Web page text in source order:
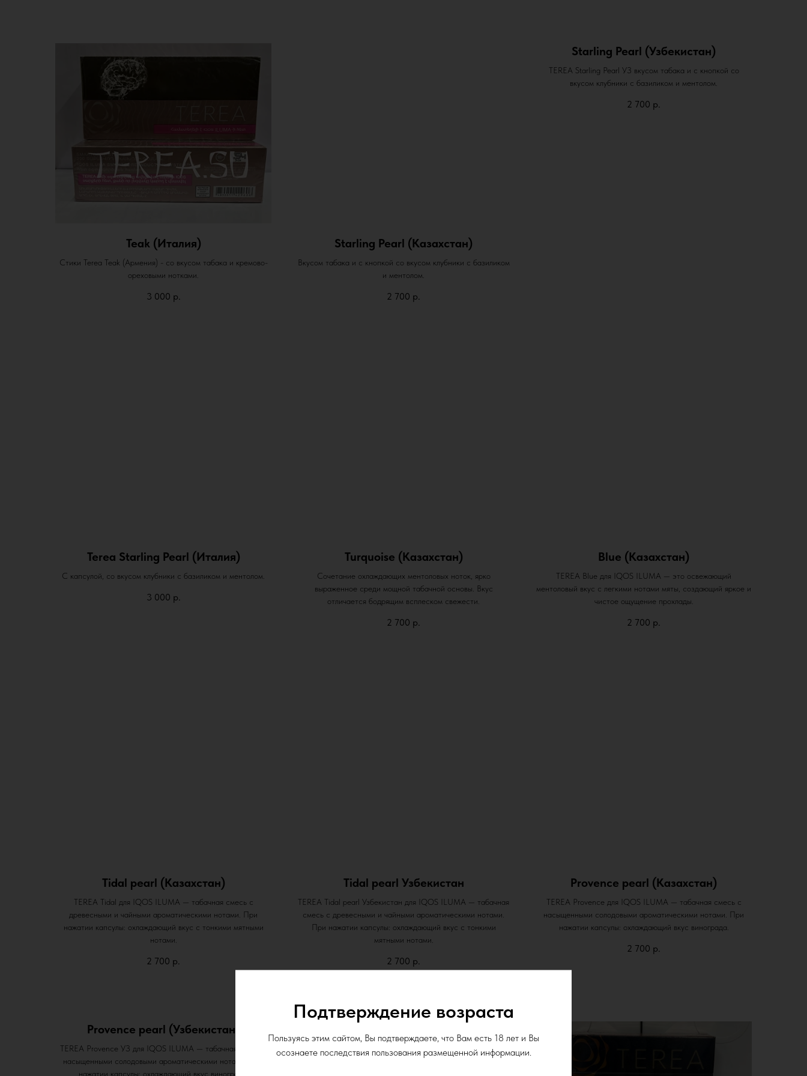
Подтверждение возраста
Пользуясь этим сайтом, Вы подтверждаете, что Вам есть 18 лет и Вы
осознаете последствия пользования размещенной информации.
Teak (Италия)
Стики Terea Teak (Армения) - со вкусом табака и кремово-
ореховыми нотками.
3 000 р.
Starling Pearl (Казахстан)
Вкусом табака и с кнопкой со вкусом клубники с базиликом
и ментолом.
2 700 р.
Starling Pearl (Узбекистан)
TEREA Starling Pearl УЗ вкусом табака и с кнопкой со
вкусом клубники с базиликом и ментолом.
2 700 р.
Terea Starling Pearl (Италия)
С капсулой, со вкусом клубники с базиликом и ментолом.
3 000 р.
Turquoise (Казахстан)
Сочетание охлаждающих ментоловых ноток, ярко
выраженное среди мощной табачной основы. Вкус
отличается бодрящим всплеском свежести.
2 700 р.
Blue (Казахстан)
TEREA Blue для IQOS ILUMA — это освежающий
ментоловый вкус с легкими нотами мяты, создающий яркое и
чистое ощущение прохлады.
2 700 р.
Tidal pearl (Казахстан)
TEREA Tidal для IQOS ILUMA — табачная смесь с
древесными и чайными ароматическими нотами. При
нажатии капсулы: охлаждающий вкус с тонкими мятными
нотами.
2 700 р.
Tidal pearl Узбекистан
TEREA Tidal pearl Узбекистан для IQOS ILUMA — табачная
смесь с древесными и чайными ароматическими нотами.
При нажатии капсулы: охлаждающий вкус с тонкими
мятными нотами.
2 700 р.
Provence pearl (Казахстан)
TEREA Provence для IQOS ILUMA — табачная смесь с
насыщенными солодовыми ароматическими нотами. При
нажатии капсулы: охлаждающий вкус винограда.
2 700 р.
Provence pearl (Узбекистан)
TEREA Provence УЗ для IQOS ILUMA — табачная смесь с
насыщенными солодовыми ароматическими нотами. При
нажатии капсулы: охлаждающий вкус винограда.